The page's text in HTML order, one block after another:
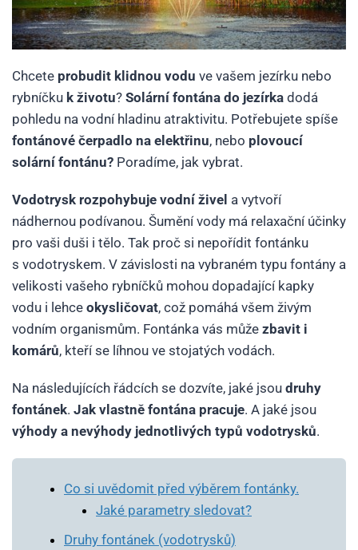
Chcete probudit klidnou vodu ve vašem jezírku nebo
rybníčku k životu? Solární fontána do jezírka dodá
pohledu na vodní hladinu atraktivitu. Potřebujete spíše
fontánové čerpadlo na elektřinu, nebo plovoucí
solární fontánu? Poradíme, jak vybrat.
Vodotrysk rozpohybuje vodní živel a vytvoří
nádhernou podívanou. Šumění vody má relaxační účinky
pro vaši duši i tělo. Tak proč si nepořídit fontánku
s vodotryskem. V závislosti na vybraném typu fontány a
velikosti vašeho rybníčků mohou dopadající kapky
vodu i lehce okysličovat, což pomáhá všem živým
vodním organismům. Fontánka vás může zbavit i
komárů, kteří se líhnou ve stojatých vodách.
Na následujících řádcích se dozvíte, jaké jsou druhy
fontánek. Jak vlastně fontána pracuje. A jaké jsou
výhody a nevýhody jednotlivých typů vodotrysků.
Co si uvědomit před výběrem fontánky.
Jaké parametry sledovat?
Druhy fontánek (vodotrysků)